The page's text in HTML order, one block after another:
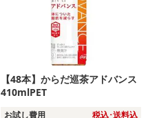
【48本】からだ巡茶アドバンス
410mlPET
お試し費用 税込･送料込